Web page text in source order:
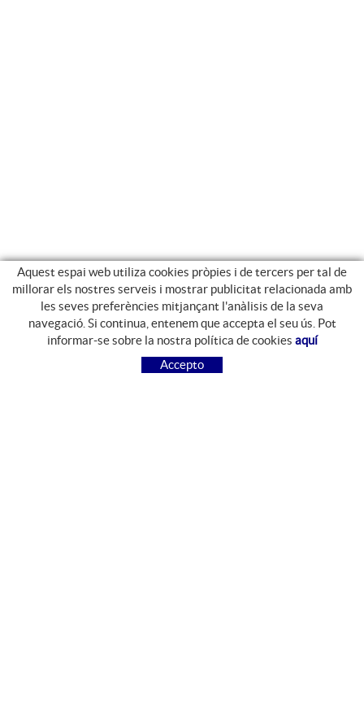
GUIA DE COMPRA
COM COMPRAR
PREGUNTES FREQÜENTS
Aquest espai web utiliza cookies pròpies i de tercers per tal de
millorar els nostres serveis i mostrar publicitat relacionada amb
les seves preferències mitjançant l'anàlisis de la seva
navegació. Si continua, entenem que accepta el seu ús. Pot
informar-se sobre la nostra política de cookies aquí
Accepto